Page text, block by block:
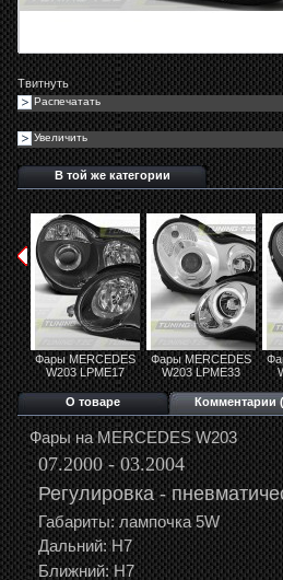
Твитнуть
Распечатать
Увеличить
В той же категории
Фары MERCEDES
W203 LPME17
Фары MERCEDES
W203 LPME33
О товаре Комментарии
Фары на MERCEDES W203
07.2000 - 03.2004
Регулировка -
Габариты: лампочка 5W
Дальний: Н7
Ближний: Н7